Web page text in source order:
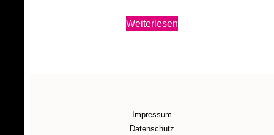
Weiterlesen
Impressum
Datenschutz